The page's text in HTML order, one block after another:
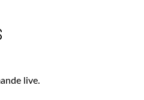
live.